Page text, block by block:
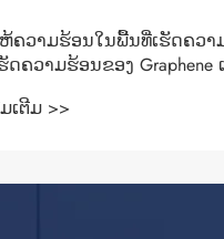
ຄວາມຮ້ອນໃນພື້ນທີ່ເຮັດຄວາ
ດຄວາມຮ້ອນຂອງ
ເຕີມ >>